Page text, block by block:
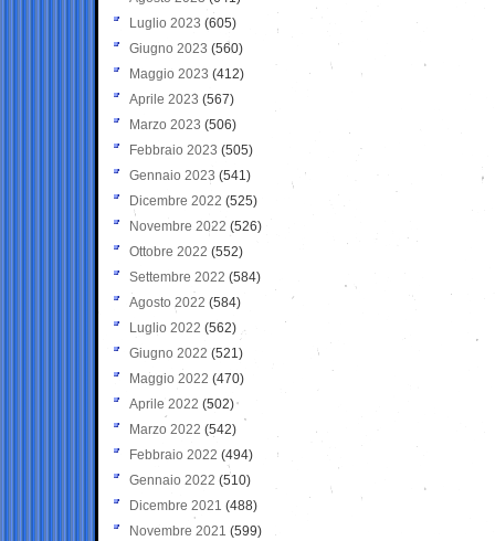
Luglio 2023 (605)
Giugno 2023 (560)
Maggio 2023 (412)
Aprile 2023 (567)
Marzo 2023 (506)
Febbraio 2023 (505)
Gennaio 2023 (541)
Dicembre 2022 (525)
Novembre 2022 (526)
Ottobre 2022 (552)
Settembre 2022 (584)
Agosto 2022 (584)
Luglio 2022 (562)
Giugno 2022 (521)
Maggio 2022 (470)
Aprile 2022 (502)
Marzo 2022 (542)
Febbraio 2022 (494)
Gennaio 2022 (510)
Dicembre 2021 (488)
Novembre 2021 (599)